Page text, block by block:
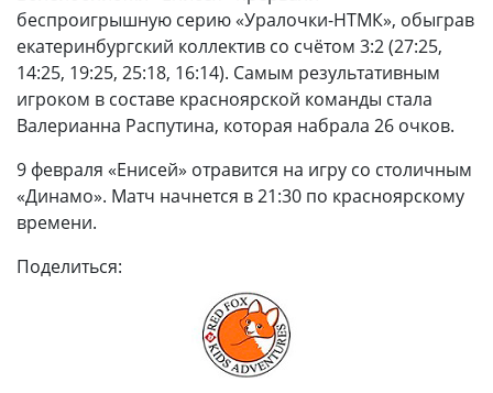
беспроигрышную серию «Уралочки-НТМК», обыграв
екатеринбургский коллектив со счётом 3:2 (27:25,
14:25, 19:25, 25:18, 16:14). Самым результативным
игроком в составе красноярской команды стала
Валерианна Распутина, которая набрала 26 очков.
9 февраля «Енисей» отравится на игру со столичным
«Динамо». Матч начнется в 21:30 по красноярскому
времени.
Поделиться: